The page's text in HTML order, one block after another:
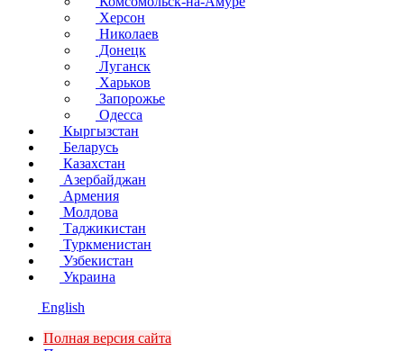
Херсон
Николаев
Донецк
Луганск
Харьков
Запорожье
Одесса
Кыргызстан
Беларусь
Казахстан
Азербайджан
Армения
Молдова
Таджикистан
Туркменистан
Узбекистан
Украина
English
Полная версия сайта